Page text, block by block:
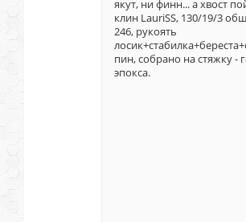
якут, ни финн... а хвост
клин LauriSS, 130/19/3
246, рукоять
пин, собрано на стяжку -
эпокса.